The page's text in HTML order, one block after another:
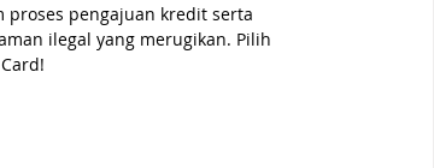
proses pengajuan kredit serta
ilegal yang merugikan. Pilih